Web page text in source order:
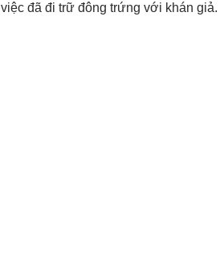
việc đã đi trữ đông trứng với khán giả.